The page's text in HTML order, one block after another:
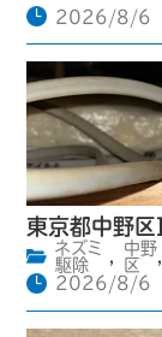
2026/8/6
東京都中野
ネズミ
駆除
,
中野
区
,
2026/8/6